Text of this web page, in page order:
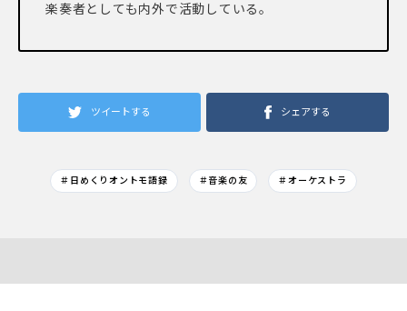
楽奏者としても内外で活動している。
ツイートする シェアする
＃日めくりオントモ語録 ＃音楽の友 ＃オーケストラ